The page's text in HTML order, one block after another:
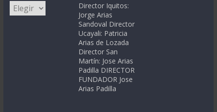
Categorías
Director Iquitos:
Jorge Arias
Sandoval Director
Ucayali: Patricia
Arias de Lozada
Director San
Martín: Jose Arias
Padilla DIRECTOR
FUNDADOR Jose
Arias Padilla